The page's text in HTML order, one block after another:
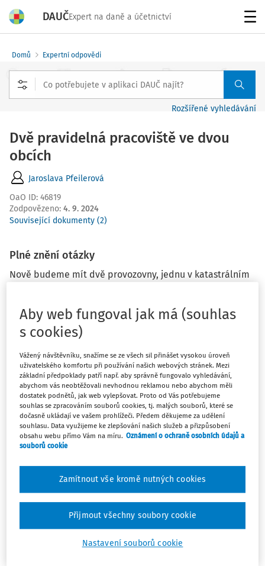
DAUČExpert na daně a účetnictví
Domů Expertní odpovědi
Rozšířené vyhledávání
Dvě pravidelná pracoviště ve dvou
obcích
Jaroslava Pfeilerová
OaO ID: 46819
Zodpovězeno: 4. 9. 2024
Související dokumenty (2)
Plné znění otázky
Nově budeme mít dvě provozovny, jednu v katastrálním
práce zaměstnance. Máme pracovníky, kteří se musí
určité dny pohybovat buď v Hněvotíně, nebo v Olomouci.
Místo výkonu práce mají stanoveno jako provozovny
zaměstnavatele v Olomouckém kraji. Nově chceme do
smluv dávat pravidelné pracoviště z důvodu jasnosti při
vyúčtování cestovních náhrad. Můžou mít tito pracovníci
určena 2 pravidelná pracoviště, i když nejsou v jedné
obci, a tím pádem jim nebudou náležet cestovní
náhrady, pokud budou na těchto dvou provozovnách?
Nebo mohou být 2 pravidelná pracoviště, ale protože
nejsou v katastrálním území jedné obce (pravidelné
pracoviště nesmí být určeno šířeji, než jedna obec), tak
stejně budou náležet cestovní náhrady? A musíme tedy
určit, které z těchto dvou pracovišť je bráno na zřetel pro
účely výpočtu cestovních náhrad?
Aby web fungoval jak má (souhlas
s cookies)
Vážený návštěvníku, snažíme se ze všech sil přinášet vysokou úroveň
uživatelského komfortu při používání našich webových stránek. Mezi
základní předpoklady patří např. aby správně fungovalo vyhledávání,
abychom vás neobtěžovali nevhodnou reklamou nebo abychom měli
dostatek podnětů, jak web vylepšovat. Proto od Vás potřebujeme
souhlas se zpracováním souborů cookies, tj. malých souborů, které se
dočasně ukládají ve vašem prohlížeči. Předem děkujeme za udělení
souhlasu. Data využijeme ke zlepšování našich služeb a přizpůsobení
obsahu webu přímo Vám na míru. Oznámení o ochraně osobních údajů a
souborů cookie
Nastavení souborů cookie
Zamítnout vše kromě nutných cookies
Přijmout všechny soubory cookie